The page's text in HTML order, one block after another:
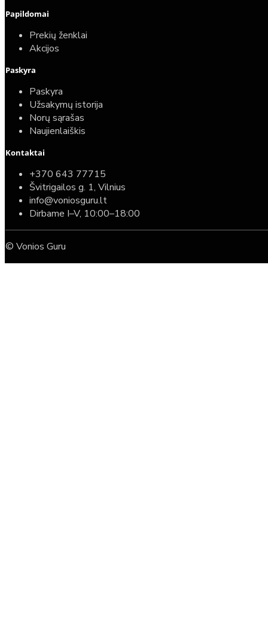
Papildomai
Prekių ženklai
Akcijos
Paskyra
Paskyra
Užsakymų istorija
Norų sąrašas
Naujienlaiškis
Kontaktai
+370 643 77715
Švitrigailos g. 1, Vilnius
info@voniosguru.lt
Dirbame I–V, 10:00–18:00
© Vonios Guru